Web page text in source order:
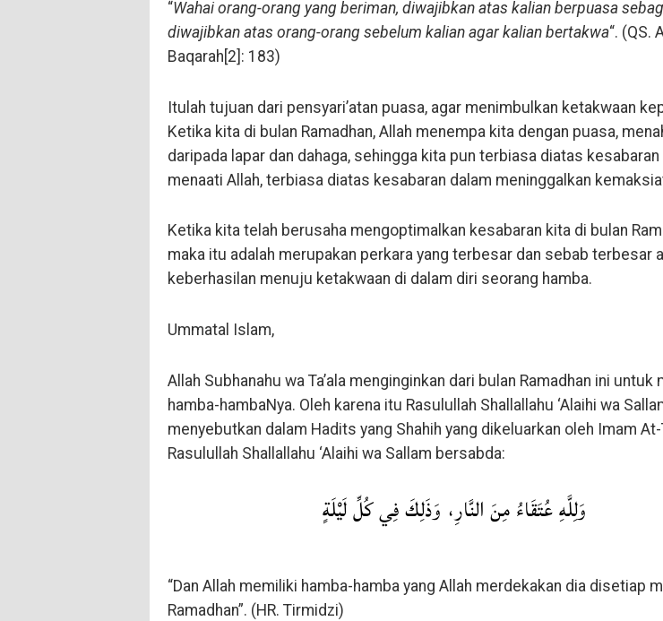
“Wahai orang-orang yang beriman, diwajibkan atas kalian berpuasa
diwajibkan atas orang-orang sebelum kalian agar kalian bertakwa“. (QS.
Baqarah[2]: 183)
Itulah tujuan dari pensyari’atan puasa, agar menimbulkan ketakwaan
Ketika kita di bulan Ramadhan, Allah menempa kita dengan puasa,
daripada lapar dan dahaga, sehingga kita pun terbiasa diatas
menaati Allah, terbiasa diatas kesabaran dalam meninggalkan
Ketika kita telah berusaha mengoptimalkan kesabaran kita di bulan
maka itu adalah merupakan perkara yang terbesar dan sebab terbesar
keberhasilan menuju ketakwaan di dalam diri seorang hamba.
Ummatal Islam,
Allah Subhanahu wa Ta’ala menginginkan dari bulan Ramadhan ini untuk
hamba-hambaNya. Oleh karena itu Rasulullah Shallallahu ‘Alaihi wa
menyebutkan dalam Hadits yang Shahih yang dikeluarkan oleh Imam
Rasulullah Shallallahu ‘Alaihi wa Sallam bersabda:
وَلِلَّهِ عُتَقَاءُ مِنَ النَّارِ، وَذَلِكَ فِي كُلِّ لَيْلَةٍ
“Dan Allah memiliki hamba-hamba yang Allah merdekakan dia disetiap
Ramadhan”. (HR. Tirmidzi)